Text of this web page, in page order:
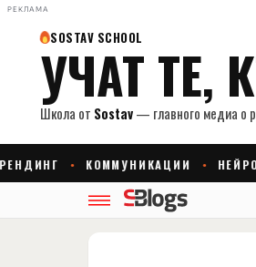
РЕКЛАМА